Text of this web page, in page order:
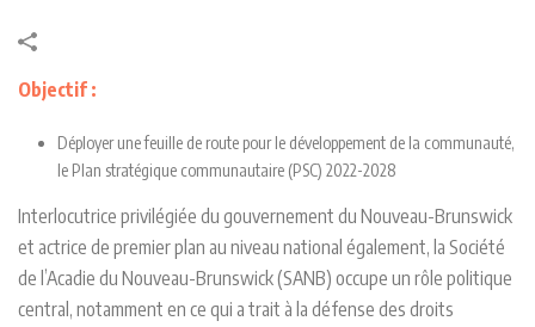
Objectif :
Déployer une feuille de route pour le développement de la communauté,
le Plan stratégique communautaire (PSC) 2022-2028
Interlocutrice privilégiée du gouvernement du Nouveau-Brunswick
et actrice de premier plan au niveau national également, la Société
de l’Acadie du Nouveau-Brunswick (SANB) occupe un rôle politique
central, notamment en ce qui a trait à la défense des droits